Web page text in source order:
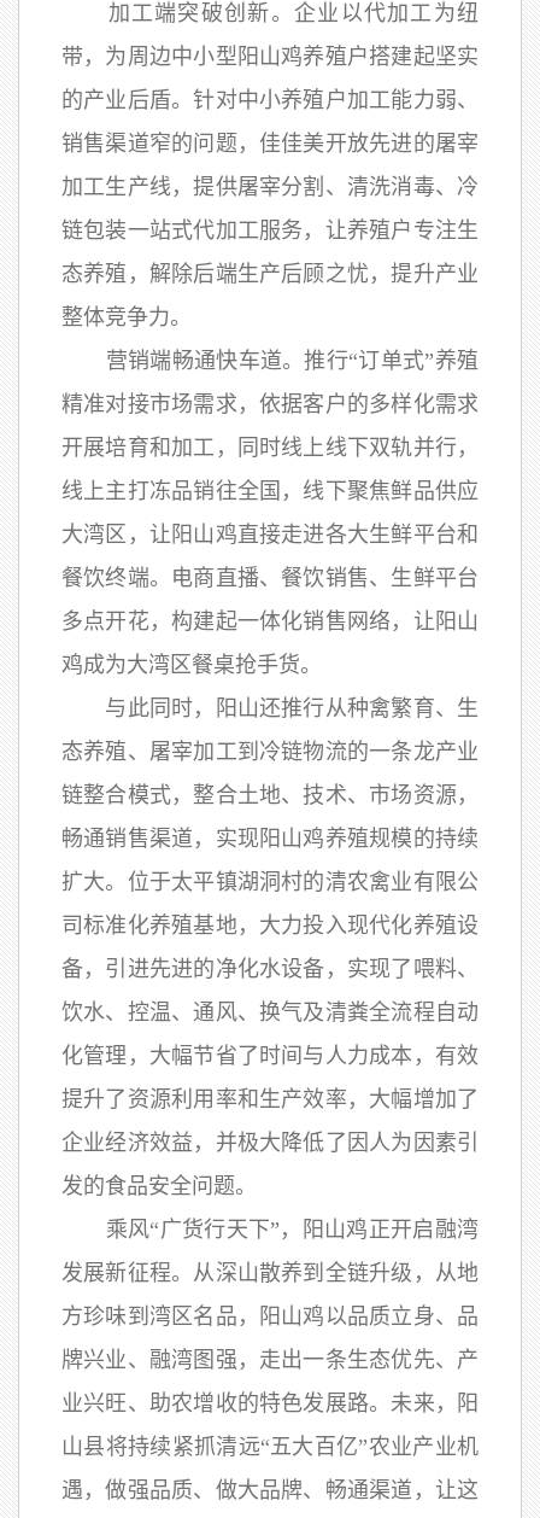
加工端突破创新。企业以代加工为纽
带，为周边中小型阳山鸡养殖户搭建起坚实
的产业后盾。针对中小养殖户加工能力弱、
销售渠道窄的问题，佳佳美开放先进的屠宰
加工生产线，提供屠宰分割、清洗消毒、冷
链包装一站式代加工服务，让养殖户专注生
态养殖，解除后端生产后顾之忧，提升产业
整体竞争力。
营销端畅通快车道。推行“订单式”养殖
精准对接市场需求，依据客户的多样化需求
开展培育和加工，同时线上线下双轨并行，
线上主打冻品销往全国，线下聚焦鲜品供应
大湾区，让阳山鸡直接走进各大生鲜平台和
餐饮终端。电商直播、餐饮销售、生鲜平台
多点开花，构建起一体化销售网络，让阳山
鸡成为大湾区餐桌抢手货。
与此同时，阳山还推行从种禽繁育、生
态养殖、屠宰加工到冷链物流的一条龙产业
链整合模式，整合土地、技术、市场资源，
畅通销售渠道，实现阳山鸡养殖规模的持续
扩大。位于太平镇湖洞村的清农禽业有限公
司标准化养殖基地，大力投入现代化养殖设
备，引进先进的净化水设备，实现了喂料、
饮水、控温、通风、换气及清粪全流程自动
化管理，大幅节省了时间与人力成本，有效
提升了资源利用率和生产效率，大幅增加了
企业经济效益，并极大降低了因人为因素引
发的食品安全问题。
乘风“广货行天下”，阳山鸡正开启融湾
发展新征程。从深山散养到全链升级，从地
方珍味到湾区名品，阳山鸡以品质立身、品
牌兴业、融湾图强，走出一条生态优先、产
业兴旺、助农增收的特色发展路。未来，阳
山县将持续紧抓清远“五大百亿”农业产业机
遇，做强品质、做大品牌、畅通渠道，让这